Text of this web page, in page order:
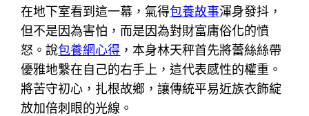
在地下室看到這一幕，氣得包養故事渾身發抖，
但不是因為害怕，而是因為對財富庸俗化的憤
怒。說包養網心得 ，本身林天秤首先將蕾絲絲帶
優雅地繫在自己的右手上，這代表感性的權重。
將苦守初心，扎根故鄉，讓傳統平易近族衣飾綻
放加倍刺眼的光線。